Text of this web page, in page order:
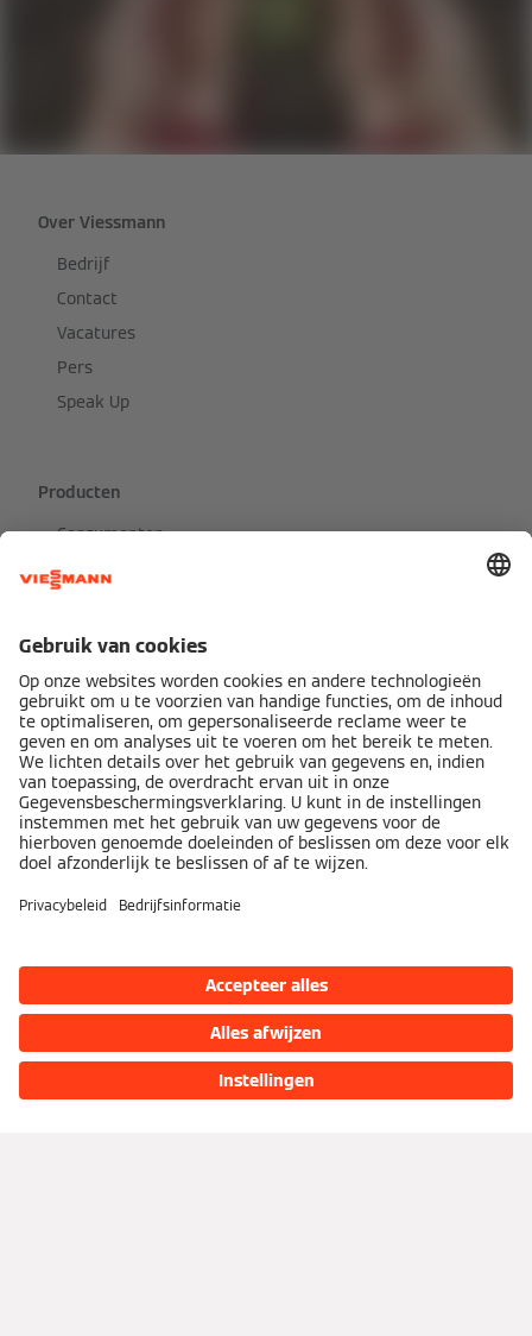
Over Viessmann
Bedrijf
Contact
Vacatures
Pers
Speak Up
Producten
Consumenten
Ondernemingen
Services
Overzicht
Offerte aanvragen
Financiering
Installateur vinden
Technische documentatie
PartnerPortaal